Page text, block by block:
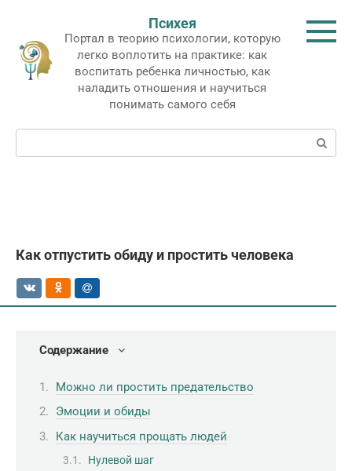
контенту
Психея
Портал в теорию психологии, которую
легко воплотить на практике: как
воспитать ребенка личностью, как
наладить отношения и научиться
понимать самого себя
Поиск:
Как отпустить обиду и простить человека
Содержание
Можно ли простить предательство
Эмоции и обиды
Как научиться прощать людей
Нулевой шаг